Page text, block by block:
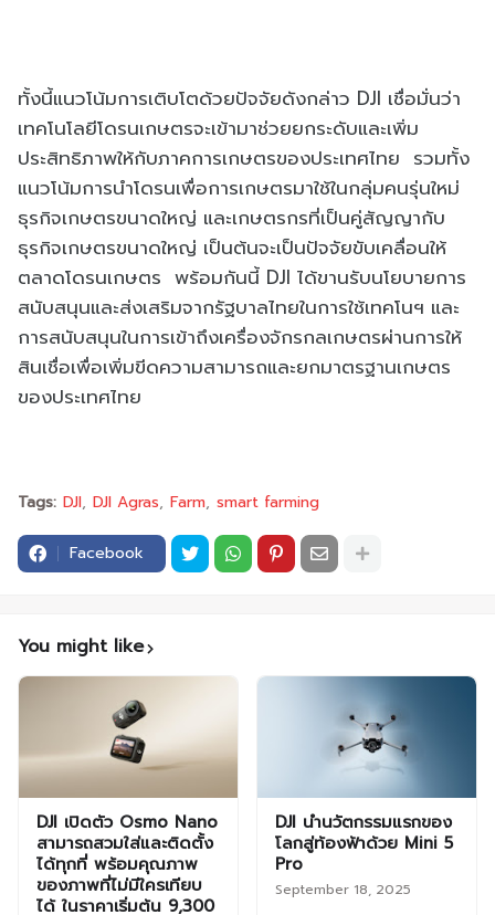
ทั้งนี้แนวโน้มการเติบโตด้วยปัจจัยดังกล่าว DJI เชื่อมั่นว่า
เทคโนโลยีโดรนเกษตรจะเข้ามาช่วยยกระดับและเพิ่ม
ประสิทธิภาพให้กับภาคการเกษตรของประเทศไทย รวมทั้ง
แนวโน้มการนำโดรนเพื่อการเกษตรมาใช้ในกลุ่มคนรุ่นใหม่
ธุรกิจเกษตรขนาดใหญ่ และเกษตรกรที่เป็นคู่สัญญากับ
ธุรกิจเกษตรขนาดใหญ่ เป็นต้นจะเป็นปัจจัยขับเคลื่อนให้
ตลาดโดรนเกษตร พร้อมกันนี้ DJI ได้ขานรับนโยบายการ
สนับสนุนและส่งเสริมจากรัฐบาลไทยในการใช้เทคโนฯ และ
การสนับสนุนในการเข้าถึงเครื่องจักรกลเกษตรผ่านการให้
สินเชื่อเพื่อเพิ่มขีดความสามารถและยกมาตรฐานเกษตร
ของประเทศไทย
Tags: DJI DJI Agras Farm smart farming
Facebook
You might like
DJI เปิดตัว Osmo Nano
สามารถสวมใส่และติดตั้ง
ได้ทุกที่ พร้อมคุณภาพ
ของภาพที่ไม่มีใครเทียบ
ได้ ในราคาเริ่มต้น 9,300
DJI นำนวัตกรรมแรกของ
โลกสู่ท้องฟ้าด้วย Mini 5
Pro
September 18, 2025